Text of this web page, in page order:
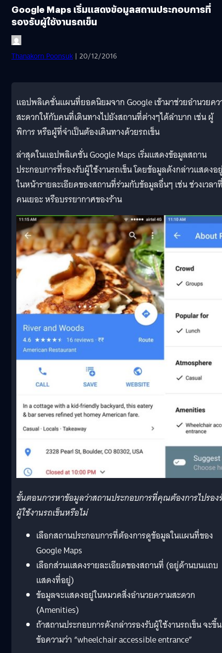
Google Maps เริ่มแสดงข้อมูลสถานประกอบการที่
รองรับผู้ใช้งานรถเข็น
Thanakorn Poonsuk | 20/12/2016
แอปพลิเคชั่นแผนที่ยอดนิยมจาก Google เข้ามาช่วยอำนวยค
สะดวกให้กับคนที่เดินทางไปยังสถานที่ต่างๆได้ลำบาก เช่น ผู้
พิการ หรือผู้ที่จำเป็นต้องเดินทางด้วยรถเข็น
ล่าสุดในแอปพลิเคชั่น Google Maps เริ่มแสดงข้อมูลสถาน
ประกอบการที่รองรับผู้ใช้งานรถเข็น โดยข้อมูลดังกล่าวแสดงอ
ในหน้ารายละเอียดของสถานที่ร่วมกับข้อมูลอื่นๆ เช่น ช่วงเวลา
คนเยอะ หรือบรรยากาศของร้าน
ขั้นตอนการหาข้อมูลว่าสถานประกอบการที่คุณต้องการไปรอง
ผู้ใช้งานรถเข็นหรือไม่
เลือกสถานประกอบการที่ต้องการดูข้อมูลในแผนที่ของ
Google Maps
เลือกส่วนแสดงรายละเอียดของสถานที่ (อยู่ด้านบนแถบ
แสดงที่อยู่)
ข้อมูลจะแสดงอยู่ในหมวดสิ่งอำนวยความสะดวก
(Amenities)
ถ้าสถานประกอบการดังกล่าวรองรับผู้ใช้งานรถเข็น จะขึ้น
ข้อความว่า “wheelchair accessible entrance”